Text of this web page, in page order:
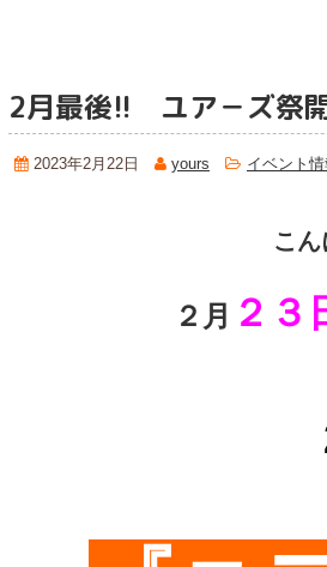
2月最後!! ユア－ズ祭
2023年2月22日 yours イベント
こ
２月 ２３